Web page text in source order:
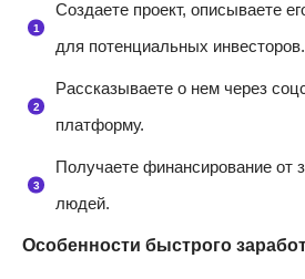
Создаете проект, описываете
для потенциальных инвесторов.
Рассказываете о нем через
платформу.
Получаете финансирование от
людей.
Особенности быстрого